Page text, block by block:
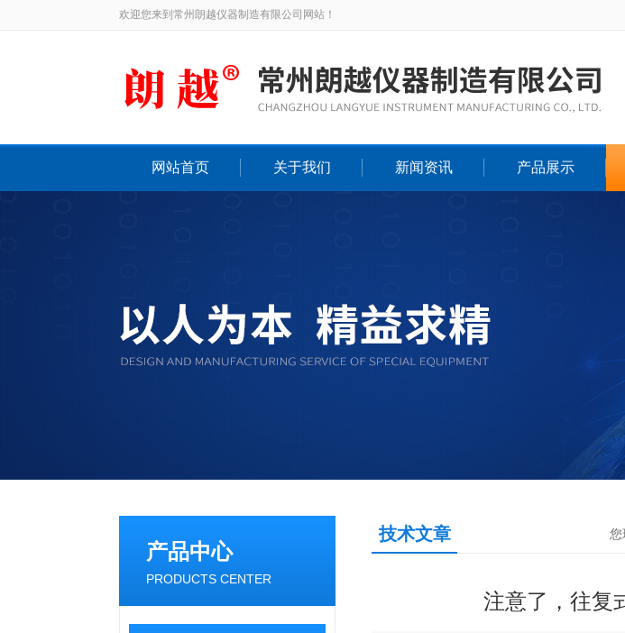
欢迎您来到常州朗越仪器制造有限公司网站！
网站首页 关于我们 新闻资讯 产品展示
产品中心
PRODUCTS CENTER
技术文章 您
注意了，往复